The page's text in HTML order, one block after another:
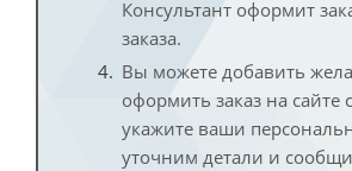
Консультант оформит
заказа.
Вы можете добавить
оформить заказ на сайте
укажите ваши
уточним детали и